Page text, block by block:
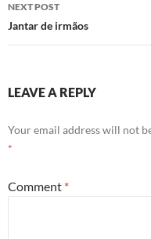
NEXT POST
Jantar de irmãos
LEAVE A REPLY
Your email address will not
*
Comment *